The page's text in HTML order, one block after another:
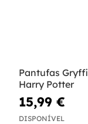
Pantufas
Harry Potter
15,99 €
DISPONÍVEL